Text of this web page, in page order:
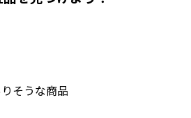
そうな商品